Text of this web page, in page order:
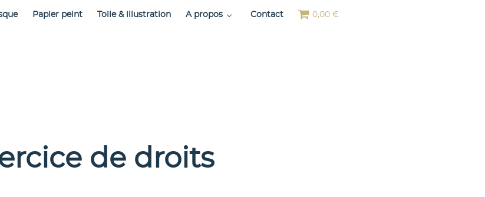
Papier peint Toile & illustration A propos Contact 0,00 €
de droits